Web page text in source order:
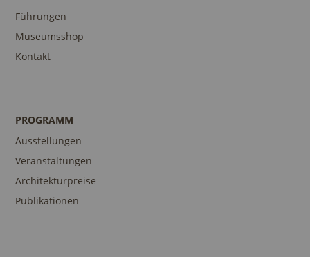
Führungen
Museumsshop
Kontakt
PROGRAMM
Ausstellungen
Veranstaltungen
Architekturpreise
Publikationen